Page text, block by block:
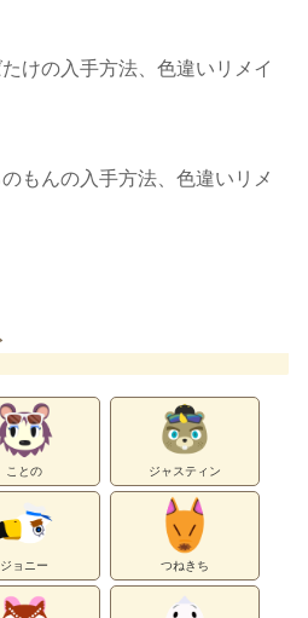
けの入手方法、色違いリメイ
もんの入手方法、色違いリメ
ことの ジャスティン
ジョニー つねきち